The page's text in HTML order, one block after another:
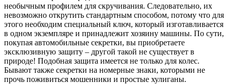
необычным профилем для скручивания. Следовательно, их
невозможно открутить стандартным способом, потому что для
этого необходим специальный ключ, который изготавливается
в одном экземпляре и принадлежит хозяину машины. По сути,
покупая автомобильные секретки, вы приобретаете
эксклюзивную защиту – другой такой не существует в
природе! Подобная защита имеется не только для колес.
Бывают также секретки на номерные знаки, которыми не
прочь поживиться мошенники и простые хулиганы.